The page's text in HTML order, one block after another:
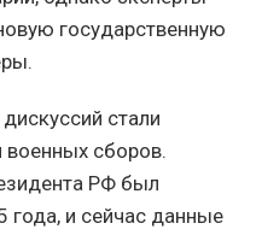
государственную
стали
сборов.
РФ был
года, и сейчас данные